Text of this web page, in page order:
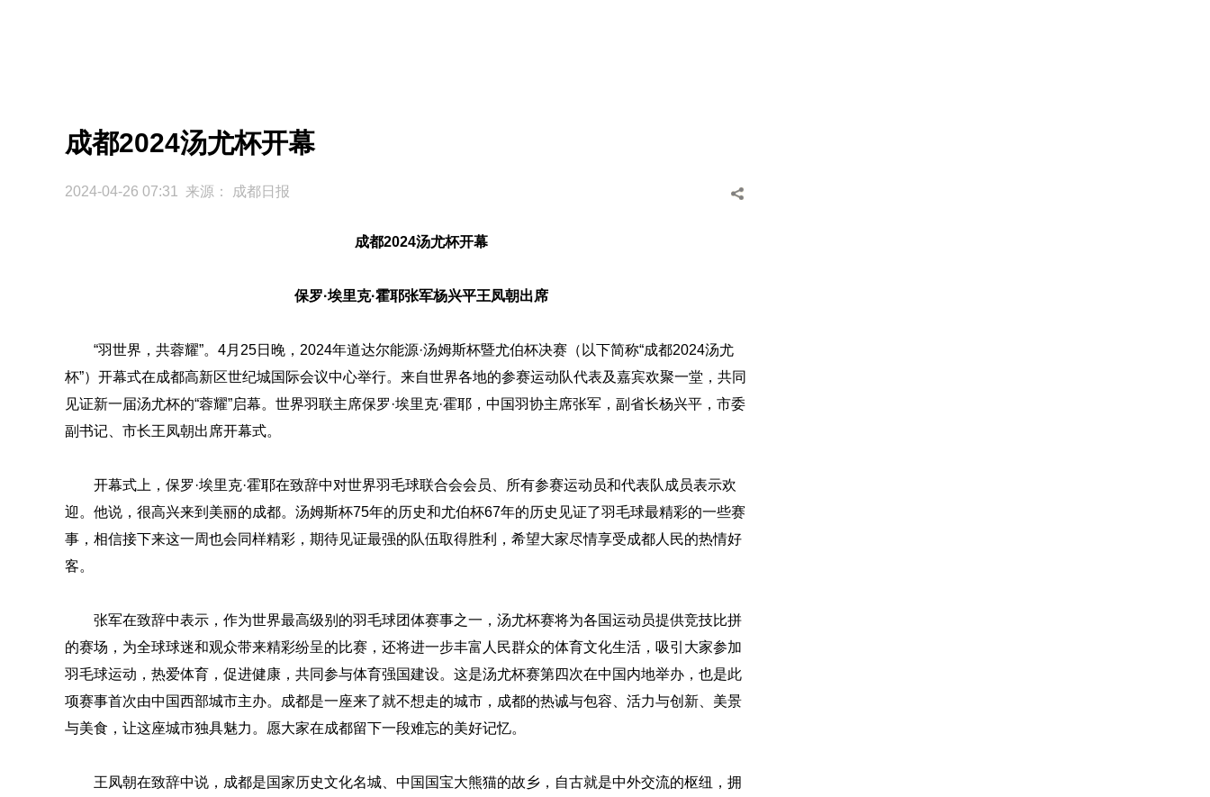
成都2024汤尤杯开幕
2024-04-26 07:31 来源： 成都日报
成都2024汤尤杯开幕
保罗·埃里克·霍耶张军杨兴平王凤朝出席
“羽世界，共蓉耀”。4月25日晚，2024年道达尔能源·汤姆斯杯暨尤伯杯决赛（以下简称“成都2024汤尤
杯”）开幕式在成都高新区世纪城国际会议中心举行。来自世界各地的参赛运动队代表及嘉宾欢聚一堂，共同
见证新一届汤尤杯的“蓉耀”启幕。世界羽联主席保罗·埃里克·霍耶，中国羽协主席张军，副省长杨兴平，市委
副书记、市长王凤朝出席开幕式。
开幕式上，保罗·埃里克·霍耶在致辞中对世界羽毛球联合会会员、所有参赛运动员和代表队成员表示欢
迎。他说，很高兴来到美丽的成都。汤姆斯杯75年的历史和尤伯杯67年的历史见证了羽毛球最精彩的一些赛
事，相信接下来这一周也会同样精彩，期待见证最强的队伍取得胜利，希望大家尽情享受成都人民的热情好
客。
张军在致辞中表示，作为世界最高级别的羽毛球团体赛事之一，汤尤杯赛将为各国运动员提供竞技比拼
的赛场，为全球球迷和观众带来精彩纷呈的比赛，还将进一步丰富人民群众的体育文化生活，吸引大家参加
羽毛球运动，热爱体育，促进健康，共同参与体育强国建设。这是汤尤杯赛第四次在中国内地举办，也是此
项赛事首次由中国西部城市主办。成都是一座来了就不想走的城市，成都的热诚与包容、活力与创新、美景
与美食，让这座城市独具魅力。愿大家在成都留下一段难忘的美好记忆。
王凤朝在致辞中说，成都是国家历史文化名城、中国国宝大熊猫的故乡，自古就是中外交流的枢纽，拥